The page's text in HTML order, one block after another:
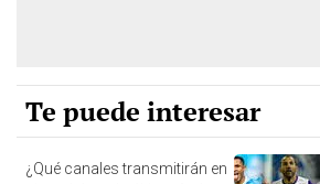
Te puede interesar
¿Qué canales transmitirán en